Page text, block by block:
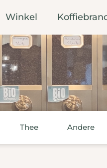
Winkel
Thee Andere